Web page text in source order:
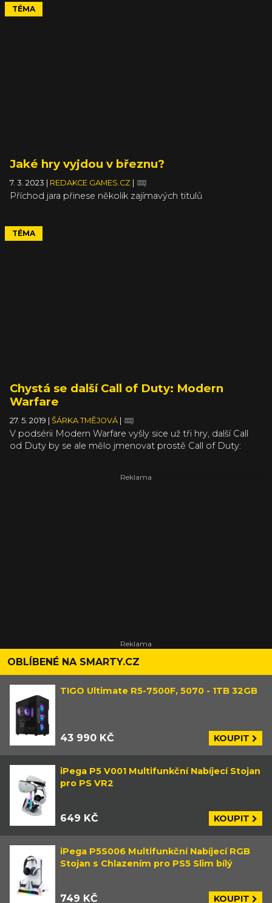
TÉMA
Jaké hry vyjdou v březnu?
7. 3. 2023 REDAKCE GAMES.CZ
Příchod jara přinese několik zajímavých titulů
TÉMA
Chystá se další Call of Duty: Modern
Warfare
27. 5. 2019 ŠÁRKA TMĚJOVÁ
V podsérii Modern Warfare vyšly sice už tři hry, další Call
od Duty by se ale mělo jmenovat prostě Call of Duty:
matoucí název potvrdil i renomovaný herní novinář Jason
OBLÍBENÉ NA SMARTY.CZ
TIGO Ultimate R5-7500F, 5070 - 1TB 32GB
43 990 KČ KOUPIT
iPega P5 V001 Multifunkční Nabíjecí Stojan
pro PS VR2
649 KČ KOUPIT
iPega P5S006 Multifunkční Nabíjecí RGB
Stojan s Chlazením pro PS5 Slim bílý
749 KČ KOUPIT